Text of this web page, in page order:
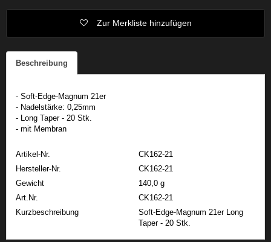
Zur Merkliste hinzufügen
Beschreibung
- Soft-Edge-Magnum 21er
- Nadelstärke: 0,25mm
- Long Taper - 20 Stk.
- mit Membran
Artikel-Nr.
CK162-21
Hersteller-Nr.
CK162-21
Gewicht
140,0 g
Art.Nr.
CK162-21
Kurzbeschreibung
Soft-Edge-Magnum 21er Long
Taper - 20 Stk.